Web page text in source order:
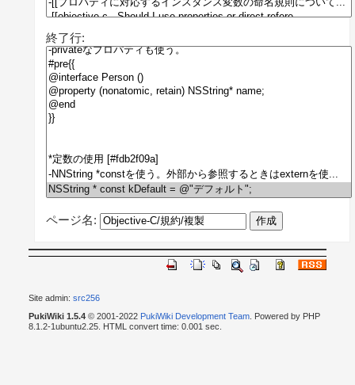
終了行:
ページ名:
Site admin: src256
PukiWiki 1.5.4© 2001-2022 PukiWiki Development Team. Powered by PHP
8.1.2-1ubuntu2.25. HTML convert time: 0.001 sec.